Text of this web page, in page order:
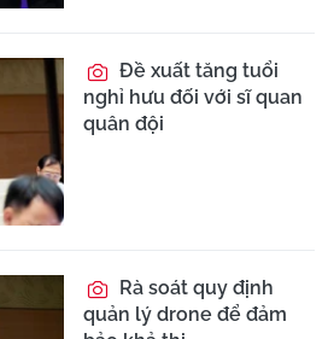
Đề xuất tăng tuổi
nghỉ hưu đối với sĩ quan
quân đội
Rà soát quy định
quản lý drone để đảm